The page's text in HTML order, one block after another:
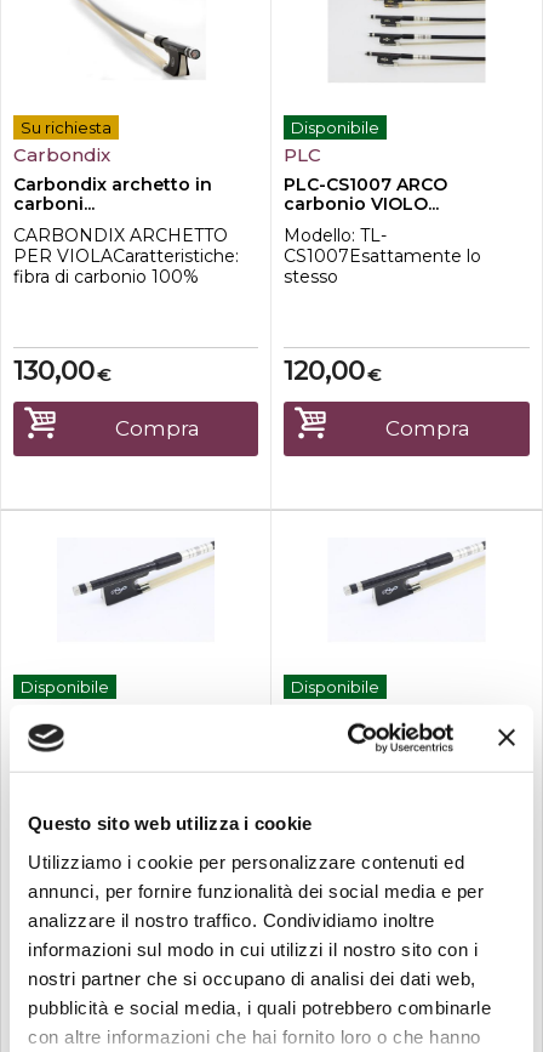
Questo sito web utilizza i cookie
Utilizziamo i cookie per personalizzare contenuti ed
annunci, per fornire funzionalità dei social media e per
analizzare il nostro traffico. Condividiamo inoltre
informazioni sul modo in cui utilizzi il nostro sito con i
nostri partner che si occupano di analisi dei dati web,
pubblicità e social media, i quali potrebbero combinarle
con altre informazioni che hai fornito loro o che hanno
Su richiesta
Carbondix
Carbondix archetto in
carboni...
CARBONDIX ARCHETTO
PER VIOLACaratteristiche:
fibra di carbonio 100%
parigino e bottone in 3 partiIl
Carbondix è l'archetto di
riferimento per la fibra di
carbonio, caratterizzato da
un ottimo rapporto qualit�...
€
130,00
Compra
Disponibile
PLC
PLC-CS1007 ARCO
carbonio VIOLO...
Modello: TL-
CS1007Esattamente lo
stesso
€
120,00
Compra
Disponibile
Plc-1013 arco ebony
S1013Esattamente lo stesso
dell'immagineProgettato
per violino di dimensioni: 4/4
€
90,00
Compra
Disponibile
Plc-1013 arco ebony violino
S1013Esattamente lo stesso
dell'immagineProgettato
per violino di dimensioni: 4/4
€
90,00
Compra